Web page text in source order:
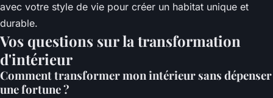
avec votre style de vie pour créer un habitat unique et
durable.
Vos questions sur la transformation
d'intérieur
Comment transformer mon intérieur sans dépenser
une fortune ?